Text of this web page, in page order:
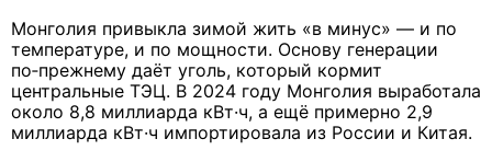
Монголия привыкла зимой жить «в минус» — и по
температуре, и по мощности. Основу генерации
по‑прежнему даёт уголь, который кормит
центральные ТЭЦ. В 2024 году Монголия выработала
около 8,8 миллиарда кВт·ч, а ещё примерно 2,9
миллиарда кВт·ч импортировала из России и Китая.